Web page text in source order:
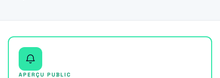
APERÇU PUBLIC